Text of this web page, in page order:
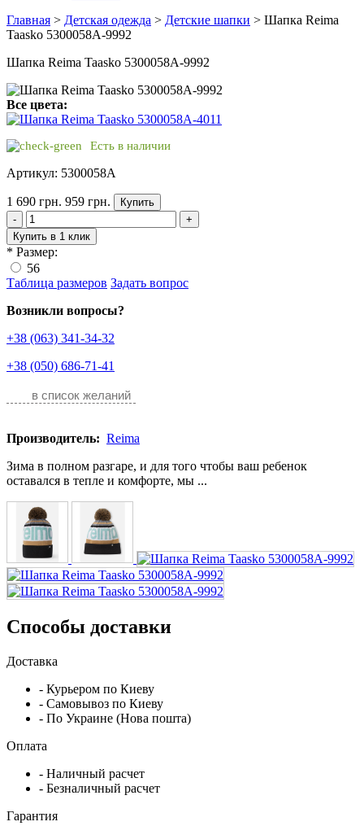
Главная > Детская одежда > Детские шапки > Шапка Reima
Taasko 5300058A-9992
Шапка Reima Taasko 5300058A-9992
Все цвета:
Есть в наличии
Артикул: 5300058A
1 690 грн. 959 грн.
Купить
-
+
Купить в 1 клик
* Размер:
56
Таблица размеров Задать вопрос
Возникли вопросы?
+38 (063) 341-34-32
+38 (050) 686-71-41
в список желаний
Производитель: Reima
Зима в полном разгаре, и для того чтобы ваш ребенок
оставался в тепле и комфорте, мы ...
Способы доставки
Доставка
- Курьером по Киеву
- Самовывоз по Киеву
- По Украине (Нова пошта)
Оплата
- Наличный расчет
- Безналичный расчет
Гарантия